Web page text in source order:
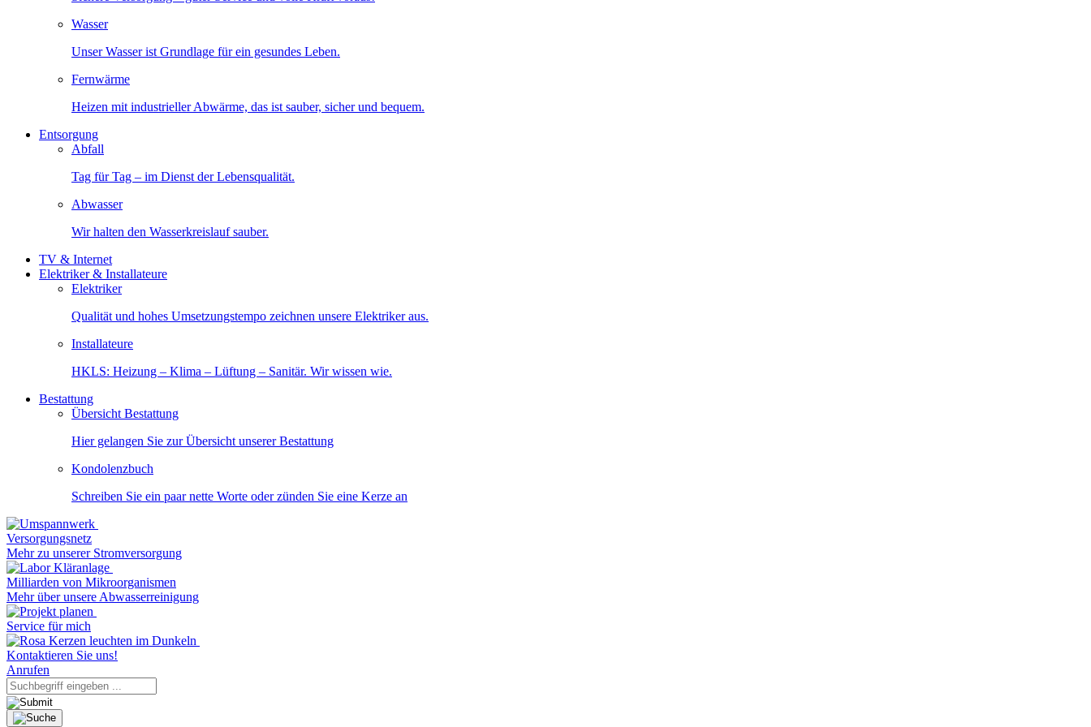
Wasser
Unser Wasser ist Grundlage für ein gesundes Leben.
Fernwärme
Heizen mit industrieller Abwärme, das ist sauber, sicher und bequem.
Entsorgung
Abfall
Tag für Tag – im Dienst der Lebensqualität.
Abwasser
Wir halten den Wasserkreislauf sauber.
TV & Internet
Elektriker & Installateure
Elektriker
Qualität und hohes Umsetzungstempo zeichnen unsere Elektriker aus.
Installateure
HKLS: Heizung – Klima – Lüftung – Sanitär. Wir wissen wie.
Bestattung
Übersicht Bestattung
Hier gelangen Sie zur Übersicht unserer Bestattung
Kondolenzbuch
Schreiben Sie ein paar nette Worte oder zünden Sie eine Kerze an
Versorgungsnetz
Mehr zu unserer Stromversorgung
Milliarden von Mikroorganismen
Mehr über unsere Abwasserreinigung
Service für mich
Kontaktieren Sie uns!
Anrufen